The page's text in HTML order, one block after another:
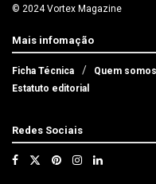
© 2024 Vortex Magazine
Mais infomação
Ficha Técnica Quem somos
Estatuto editorial
Redes Sociais